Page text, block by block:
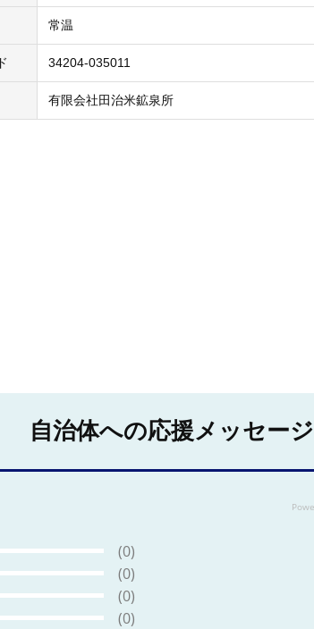
常温
34204-035011
有限会社田治米鉱泉所
自治体への応援メッセージ
(0)
(0)
(0)
(0)